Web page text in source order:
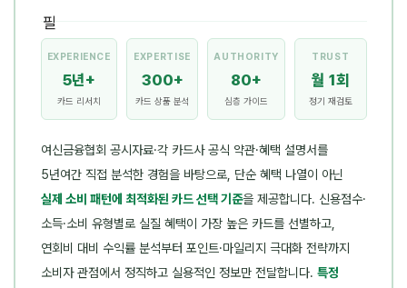
EXPERIENCE
5년+
카드 리서치
EXPERTISE
300+
카드 상품 분석
AUTHORITY
80+
심층 가이드
TRUST
월 1회
정기 재검토
여신금융협회 공시자료·각 카드사 공식 약관·혜택 설명서를
5년여간 직접 분석한 경험을 바탕으로, 단순 혜택 나열이 아닌
실제 소비 패턴에 최적화된 카드 선택 기준을 제공합니다. 신용점수·
소득·소비 유형별로 실질 혜택이 가장 높은 카드를 선별하고,
연회비 대비 수익률 분석부터 포인트·마일리지 극대화 전략까지
소비자 관점에서 정직하고 실용적인 정보만 전달합니다. 특정